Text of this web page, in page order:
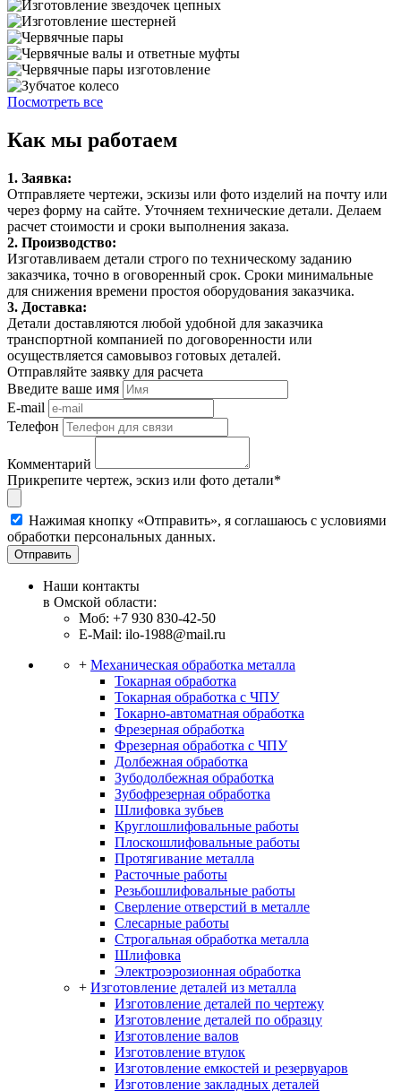
Посмотреть все
Как мы работаем
1. Заявка:
Отправляете чертежи, эскизы или фото изделий на почту или
через форму на сайте. Уточняем технические детали. Делаем
расчет стоимости и сроки выполнения заказа.
2. Производство:
Изготавливаем детали строго по техническому заданию
заказчика, точно в оговоренный срок. Сроки минимальные
для снижения времени простоя оборудования заказчика.
3. Доставка:
Детали доставляются любой удобной для заказчика
транспортной компанией по договоренности или
осуществляется самовывоз готовых деталей.
Отправляйте заявку для расчета
Введите ваше имя
E-mail
Телефон
Комментарий
Прикрепите чертеж, эскиз или фото детали*
Нажимая кнопку «Отправить», я соглашаюсь с условиями
обработки персональных данных.
Отправить
Наши контакты
в Омской области:
Моб: +7 930 830-42-50
E-Mail: ilo-1988@mail.ru
+ Механическая обработка металла
Токарная обработка
Токарная обработка с ЧПУ
Токарно-автоматная обработка
Фрезерная обработка
Фрезерная обработка c ЧПУ
Долбежная обработка
Зубодолбежная обработка
Зубофрезерная обработка
Шлифовка зубьев
Круглошлифовальные работы
Плоскошлифовальные работы
Протягивание металла
Расточные работы
Резьбошлифовальные работы
Сверление отверстий в металле
Слесарные работы
Строгальная обработка металла
Шлифовка
Электроэрозионная обработка
+ Изготовление деталей из металла
Изготовление деталей по чертежу
Изготовление деталей по образцу
Изготовление валов
Изготовление втулок
Изготовление емкостей и резервуаров
Изготовление закладных деталей